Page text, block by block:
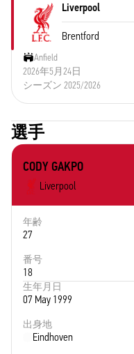
Liverpool
Brentford
Anfield
2026年5月24日
シーズン 2025/2026
選手
CODY GAKPO
Liverpool
年齢
27
番号
18
生年月日
07 May 1999
出身地
Eindhoven